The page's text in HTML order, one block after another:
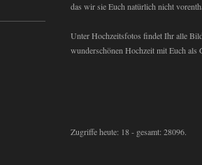
das wir sie Euch natürlich nicht
Unter Hochzeitsfotos findet Ihr alle
wunderschönen Hochzeit mit Euch als
Zugriffe heute: 18 - gesamt: 28096.